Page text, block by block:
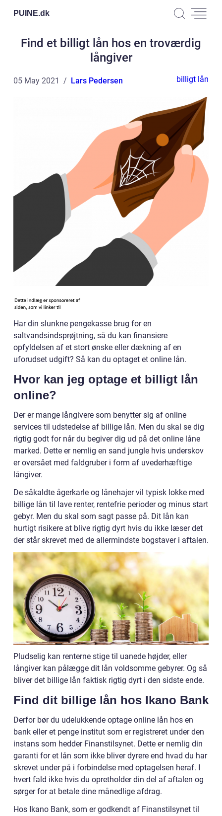
PUINE.dk
Find et billigt lån hos en troværdig
långiver
05 May 2021 Lars Pedersen billigt lån
Har din slunkne pengekasse brug for en
saltvandsindsprøjtning, så du kan finansiere
opfyldelsen af et stort ønske eller dækning af en
uforudset udgift? Så kan du optaget et online lån.
Hvor kan jeg optage et billigt lån
online?
Der er mange långivere som benytter sig af online
services til udstedelse af billige lån. Men du skal se dig
rigtig godt for når du begiver dig ud på det online låne
marked. Dette er nemlig en sand jungle hvis underskov
er oversået med faldgruber i form af uvederhæftige
långiver.
De såkaldte ågerkarle og lånehajer vil typisk lokke med
billige lån til lave renter, rentefrie perioder og minus start
gebyr. Men du skal som sagt passe på. Dit lån kan
hurtigt risikere at blive rigtig dyrt hvis du ikke læser det
der står skrevet med de allermindste bogstaver i aftalen.
Pludselig kan renterne stige til uanede højder, eller
långiver kan pålægge dit lån voldsomme gebyrer. Og så
bliver det billige lån faktisk rigtig dyrt i den sidste ende.
Find dit billige lån hos Ikano Bank
Derfor bør du udelukkende optage online lån hos en
bank eller et penge institut som er registreret under den
instans som hedder Finanstilsynet. Dette er nemlig din
garanti for et lån som ikke bliver dyrere end hvad du har
skrevet under på i forbindelse med optagelsen heraf. I
hvert fald ikke hvis du opretholder din del af aftalen og
sørger for at betale dine månedlige afdrag.
Hos Ikano Bank, som er godkendt af Finanstilsynet til